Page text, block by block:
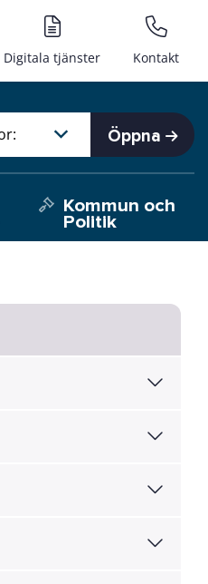
Digitala tjänster Kontakt
Öppna
Kommun och
Politik